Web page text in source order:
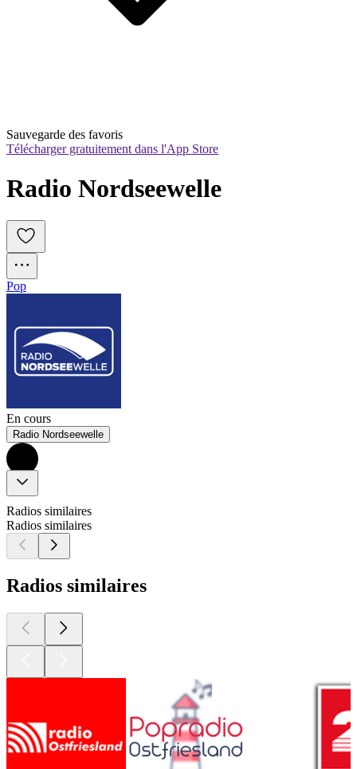
Sauvegarde des favoris
Télécharger gratuitement dans l'App Store
Radio Nordseewelle
Pop
En cours
Radio Nordseewelle
Radios similaires
Radios similaires
Radios similaires